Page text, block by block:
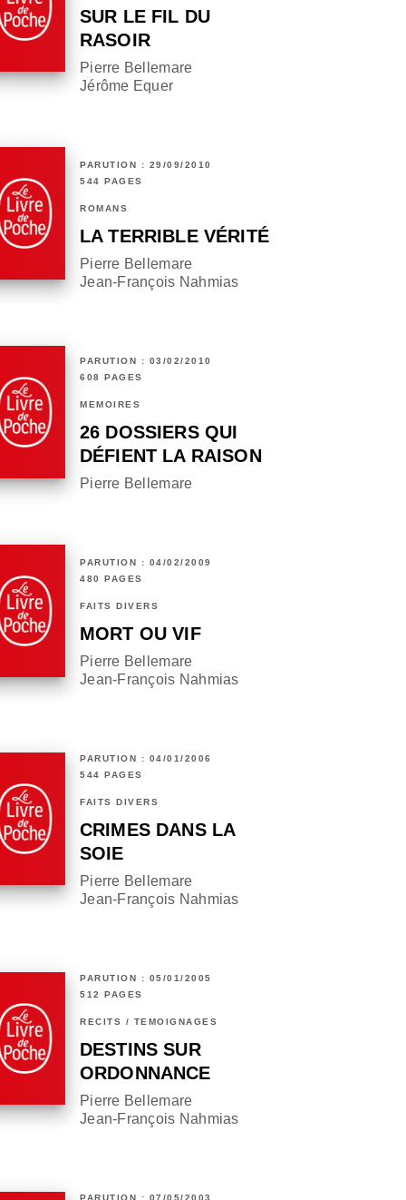
SUR LE FIL DU
RASOIR
Pierre Bellemare
Jérôme Equer
PARUTION : 29/09/2010
544 PAGES
ROMANS
LA TERRIBLE VÉRITÉ
Pierre Bellemare
Jean-François Nahmias
PARUTION : 03/02/2010
608 PAGES
MÉMOIRES
26 DOSSIERS QUI
DÉFIENT LA RAISON
Pierre Bellemare
PARUTION : 04/02/2009
480 PAGES
FAITS DIVERS
MORT OU VIF
Pierre Bellemare
Jean-François Nahmias
PARUTION : 04/01/2006
544 PAGES
FAITS DIVERS
CRIMES DANS LA
SOIE
Pierre Bellemare
Jean-François Nahmias
PARUTION : 05/01/2005
512 PAGES
RÉCITS / TÉMOIGNAGES
DESTINS SUR
ORDONNANCE
Pierre Bellemare
Jean-François Nahmias